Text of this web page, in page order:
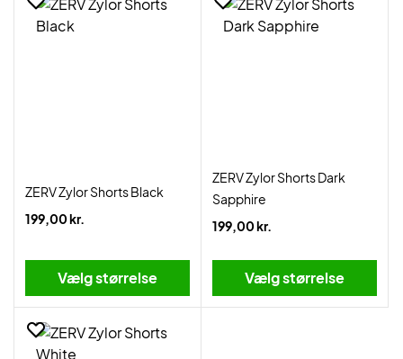
ZERV Zylor Shorts Black
199,00 kr.
Vælg størrelse
ZERV Zylor Shorts Dark
Sapphire
199,00 kr.
Vælg størrelse